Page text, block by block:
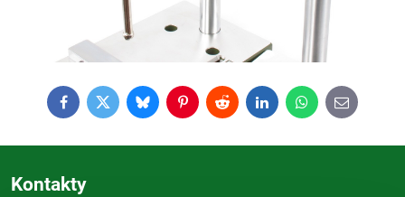
FacebookTwitterBlueskyPinterestReddit LinkedInWhatsApp
E-
mail
Kontakty